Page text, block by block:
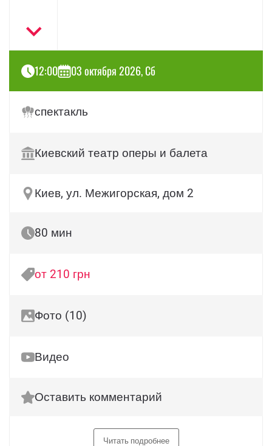
12:00 03 октября 2026, Сб
спектакль
Киевский театр оперы и балета
Киев, ул. Межигорская, дом 2
80 мин
от 210 грн
Фото (10)
Видео
Оставить комментарий
Читать подробнее